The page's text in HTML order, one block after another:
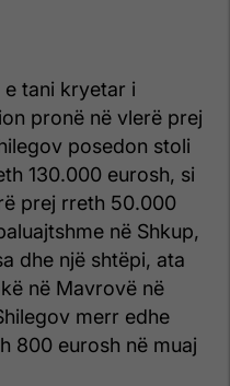
tani kryetar i
pronë në vlerë prej
posedon stoli
130.000 eurosh, si
prej rreth 50.000
në Shkup,
dhe një shtëpi, ata
në Mavrovë në
merr edhe
800 eurosh në muaj